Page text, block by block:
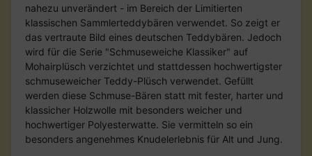
nahezu unverändert - im Bereich der Limitierten
klassischen Sammlerteddybären verwendet. So zeigt er
das vertraute Bild eines deutschen Teddybären. Jedoch
wird für die Serie "Schmuseweiche Klassiker" auf
Mohairplüsch verzichtet und stattdessen hochwertigster
schmuseweicher Teddy-Plüsch verwendet. Gefüllt
werden diese Schmuse-Bären statt mit fester, harter und
klassicher Holzwolle mit besonders weicher und
hochwertiger Polyesterwatte. Sie vermitteln so ein
besonders angenehmes Knudelerlebnis für Alt und Jung.